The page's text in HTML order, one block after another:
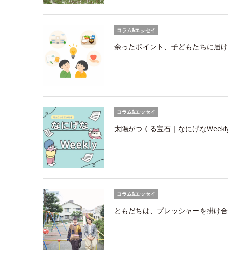
コラム&エッセイ
余ったポイント、子どもたちに届
コラム&エッセイ
太陽がつくる宝石｜なにげな
コラム&エッセイ
ともだちは、プレッシャーを掛け